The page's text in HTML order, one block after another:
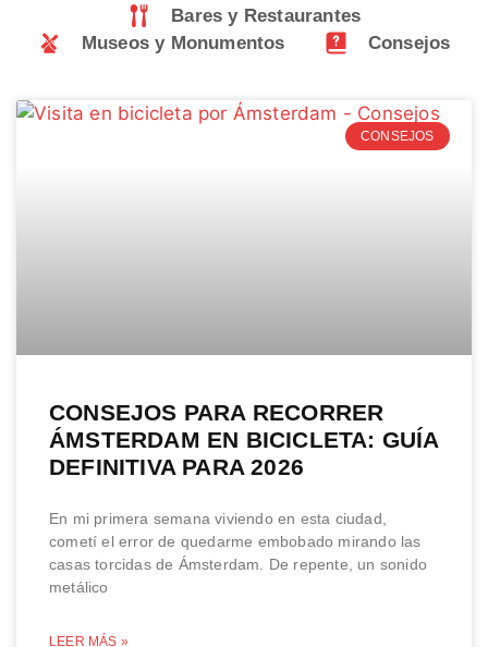
Bares y Restaurantes
Museos y Monumentos
Consejos
CONSEJOS
CONSEJOS PARA RECORRER
ÁMSTERDAM EN BICICLETA: GUÍA
DEFINITIVA PARA 2026
En mi primera semana viviendo en esta ciudad,
cometí el error de quedarme embobado mirando las
casas torcidas de Ámsterdam. De repente, un sonido
metálico
LEER MÁS »